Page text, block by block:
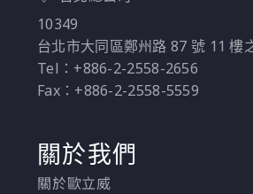
10349
台北市大同區鄭州路 87 號 11 樓
Tel：+886-2-2558-2656
Fax：+886-2-2558-5559
關於我們
關於歐立威